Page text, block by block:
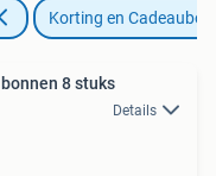
Korting en
8 stuks
Details